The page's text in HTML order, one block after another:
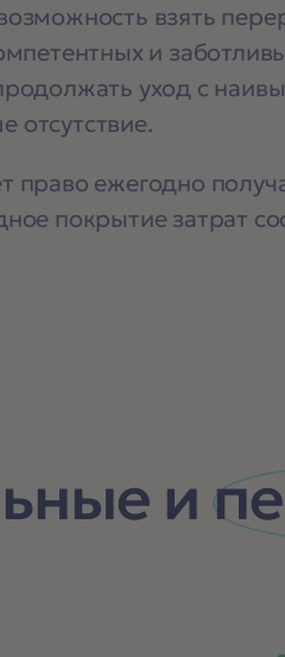
взять
и
уход с
отсутствие.
право ежегодно
покрытие затрат
и